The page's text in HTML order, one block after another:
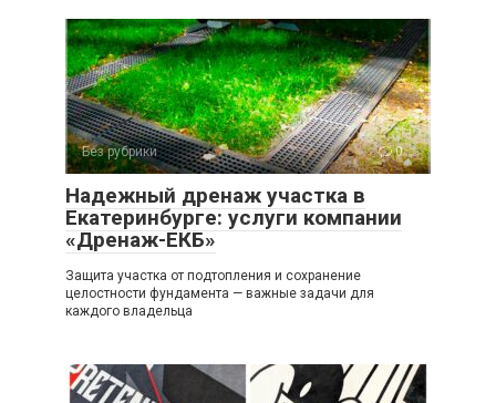
Без рубрики 0
Надежный дренаж участка в
Екатеринбурге: услуги компании
«Дренаж-ЕКБ»
Защита участка от подтопления и сохранение
целостности фундамента — важные задачи для
каждого владельца